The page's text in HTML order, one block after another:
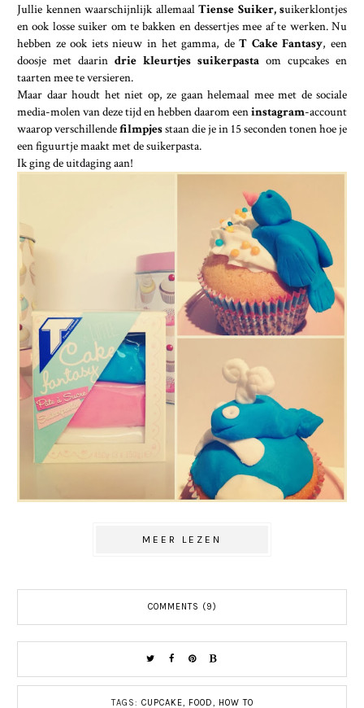
Jullie kennen waarschijnlijk allemaal Tiense Suiker, suikerklontjes
en ook losse suiker om te bakken en dessertjes mee af te werken. Nu
hebben ze ook iets nieuw in het gamma, deT Cake Fantasy, een
doosje met daarin drie kleurtjes suikerpasta om cupcakes en
taarten mee te versieren.
Maar daar houdt het niet op, ze gaan helemaal mee met de sociale
media-molen van deze tijd en hebben daarom eeninstagram-account
waarop verschillendefilmpjesstaan die je in 15 seconden tonen hoe je
een figuurtje maakt met de suikerpasta.
Ik ging de uitdaging aan!
MEER LEZEN
COMMENTS (9)
TAGS: CUPCAKE, FOOD, HOW TO